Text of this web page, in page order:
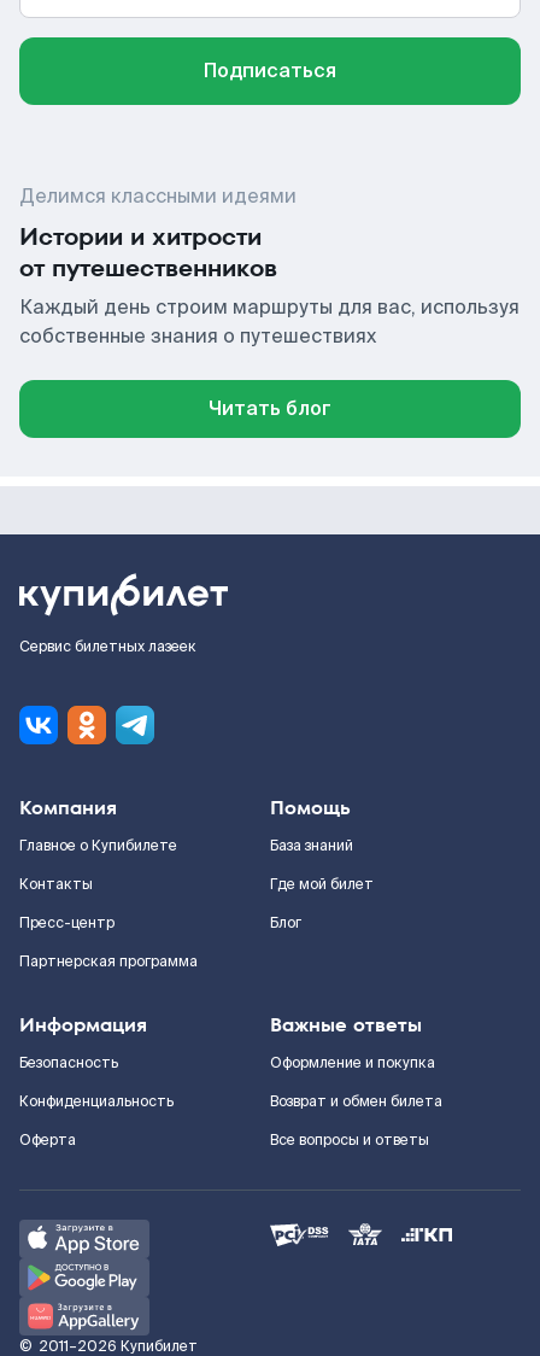
Подписаться
Делимся классными идеями
Истории и хитрости
от путешественников
Каждый день строим маршруты для вас, используя
собственные знания о путешествиях
Читать блог
Сервис билетных лазеек
Компания
Главное о Купибилете
Контакты
Пресс-центр
Партнерская программа
Помощь
База знаний
Где мой билет
Блог
Информация
Безопасность
Конфиденциальность
Оферта
Важные ответы
Оформление и покупка
Возврат и обмен билета
Все вопросы и ответы
© 2011–2026 Купибилет